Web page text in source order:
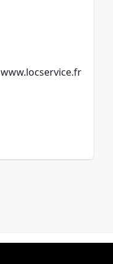
www.locservice.fr